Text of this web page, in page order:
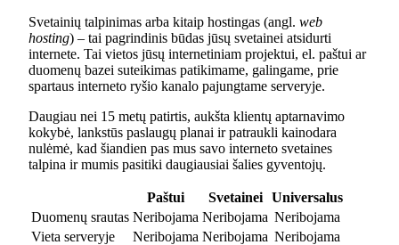
Svetainių talpinimas arba kitaip hostingas (angl. web
hosting) – tai pagrindinis būdas jūsų svetainei atsidurti
internete. Tai vietos jūsų internetiniam projektui, el. paštui ar
duomenų bazei suteikimas patikimame, galingame, prie
spartaus interneto ryšio kanalo pajungtame serveryje.
Daugiau nei 15 metų patirtis, aukšta klientų aptarnavimo
kokybė, lankstūs paslaugų planai ir patraukli kainodara
nulėmė, kad šiandien pas mus savo interneto svetaines
talpina ir mumis pasitiki daugiausiai šalies gyventojų.
Paštui Svetainei
Universalus
Duomenų srautas Neribojama Neribojama Neribojama
Vieta serveryje
Neribojama Neribojama Neribojama